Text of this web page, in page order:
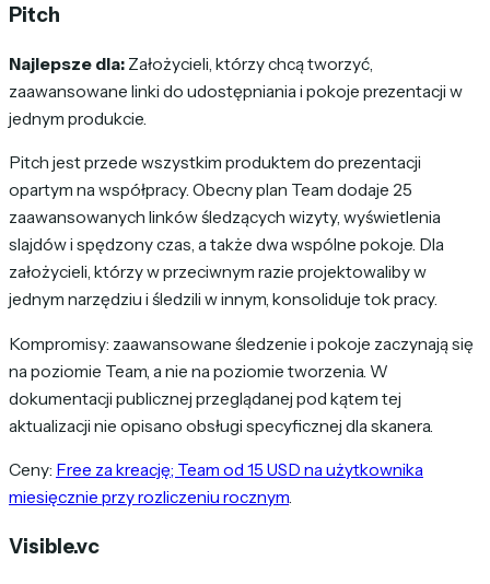
Pitch
Najlepsze dla: Założycieli, którzy chcą tworzyć,
zaawansowane linki do udostępniania i pokoje prezentacji w
jednym produkcie.
Pitch jest przede wszystkim produktem do prezentacji
opartym na współpracy. Obecny plan Team dodaje 25
zaawansowanych linków śledzących wizyty, wyświetlenia
slajdów i spędzony czas, a także dwa wspólne pokoje. Dla
założycieli, którzy w przeciwnym razie projektowaliby w
jednym narzędziu i śledzili w innym, konsoliduje tok pracy.
Kompromisy: zaawansowane śledzenie i pokoje zaczynają się
na poziomie Team, a nie na poziomie tworzenia. W
dokumentacji publicznej przeglądanej pod kątem tej
aktualizacji nie opisano obsługi specyficznej dla skanera.
Ceny: Free za kreację; Team od 15 USD na użytkownika
miesięcznie przy rozliczeniu rocznym.
Visible.vc